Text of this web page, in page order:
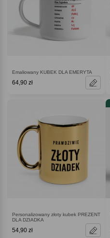
Emaliowany KUBEK DLA EMERYTA
64,90 zł
Personalizowany złoty kubek PREZENT
DLA DZIADKA
54,90 zł